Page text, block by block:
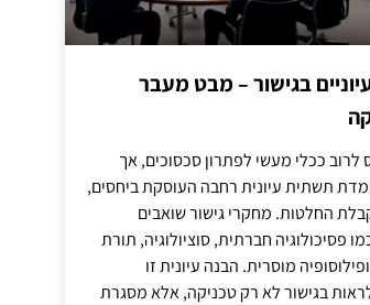
בגישור – מבט מעבר
לרוב ככלי מעשי לפתרון סכסוכים, אך
תשתית עיונית רחבה העוסקת ביחסים,
החלטות. מחקרי גישור שואבים
פסיכולוגיה חברתית, סוציולוגיה, תורת
מוסרית. הבנה עיונית זו
בגישור לא רק טכניקה, אלא מסגרת